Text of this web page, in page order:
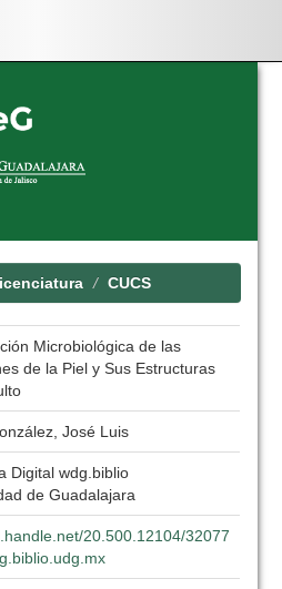
CUCS
Microbiológica de las
de la Piel y Sus Estructuras
José Luis
Digital wdg.biblio
de Guadalajara
20.500.12104/32077